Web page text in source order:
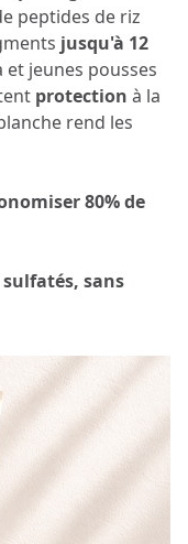
peptides de riz
jusqu'à 12
jeunes pousses
protection à la
rend les
80% de
sans